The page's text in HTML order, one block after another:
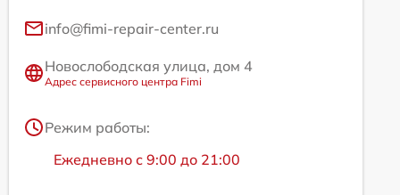
info@fimi-repair-center.ru
Новослободская улица, дом 4
Адрес сервисного центра Fimi
Режим работы:
Ежедневно с 9:00 до 21:00